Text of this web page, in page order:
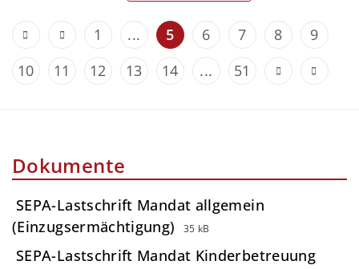
1 ... 5 6 7 8
9
10
11 12 13 14 ... 51
Dokumente
SEPA-Lastschrift Mandat allgemein
(Einzugsermächtigung)
35 kB
SEPA-Lastschrift Mandat Kinderbetreuung